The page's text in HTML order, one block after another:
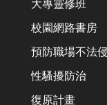
大專靈修班
校園網路書房
預防職場不法
性騷擾防治
復原計畫